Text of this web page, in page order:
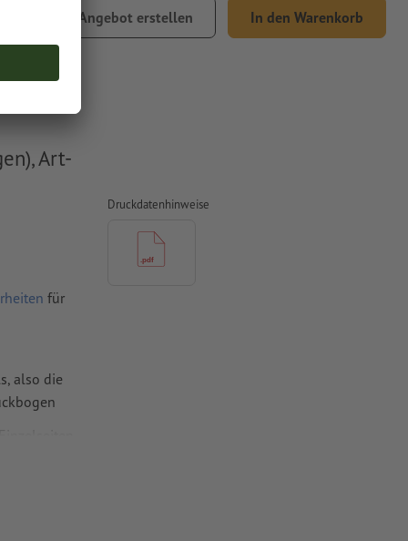
Angebot erstellen In den Warenkorb
Art-
für
also die
Druckdatenhinweise